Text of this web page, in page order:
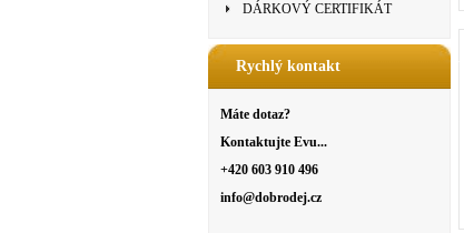
DÁRKOVÝ CERTIFIKÁT
Rychlý kontakt
Máte dotaz?
Kontaktujte Evu...
+420 603 910 496
info@dobrodej.cz